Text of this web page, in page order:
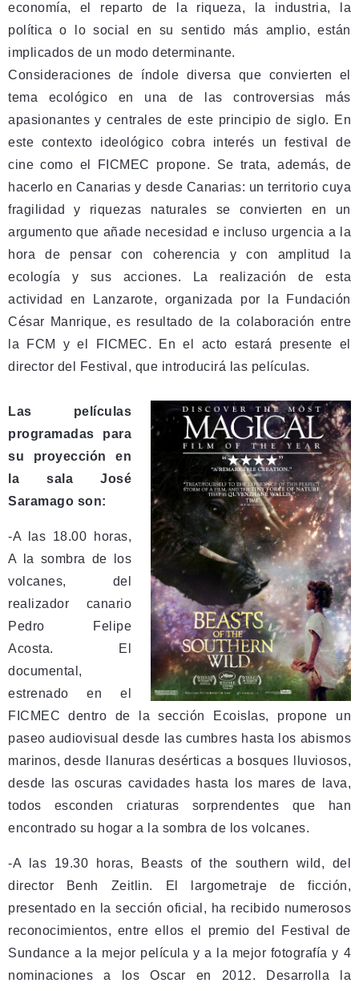
economía, el reparto de la riqueza, la industria, la
política o lo social en su sentido más amplio, están
implicados de un modo determinante.
Consideraciones de índole diversa que convierten el
tema ecológico en una de las controversias más
apasionantes y centrales de este principio de siglo. En
este contexto ideológico cobra interés un festival de
cine como el FICMEC propone. Se trata, además, de
hacerlo en Canarias y desde Canarias: un territorio cuya
fragilidad y riquezas naturales se convierten en un
argumento que añade necesidad e incluso urgencia a la
hora de pensar con coherencia y con amplitud la
ecología y sus acciones. La realización de esta
actividad en Lanzarote, organizada por la Fundación
César Manrique, es resultado de la colaboración entre
la FCM y el FICMEC. En el acto estará presente el
director del Festival, que introducirá las películas.
Las películas
programadas para
su proyección en
la sala José
Saramago son:
-A las 18.00 horas,
A la sombra de los
volcanes, del
realizador canario
Pedro Felipe
Acosta. El
documental,
estrenado en el
FICMEC dentro de la sección Ecoislas, propone un
paseo audiovisual desde las cumbres hasta los abismos
marinos, desde llanuras desérticas a bosques lluviosos,
desde las oscuras cavidades hasta los mares de lava,
todos esconden criaturas sorprendentes que han
encontrado su hogar a la sombra de los volcanes.
-A las 19.30 horas, Beasts of the southern wild, del
director Benh Zeitlin. El largometraje de ficción,
presentado en la sección oficial, ha recibido numerosos
reconocimientos, entre ellos el premio del Festival de
Sundance a la mejor película y a la mejor fotografía y 4
nominaciones a los Oscar en 2012. Desarrolla la